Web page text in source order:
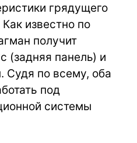
грядущего
известно по
получит
(задняя панель) и
по всему, оба
под
системы